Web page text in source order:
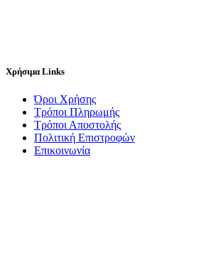
Χρήσιμα Links
Όροι Χρήσης
Τρόποι Πληρωμής
Τρόποι Αποστολής
Πολιτική Επιστροφών
Επικοινωνία